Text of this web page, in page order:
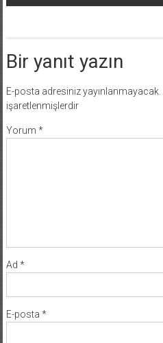
Bir yanıt yazın
E-posta adresiniz yayınlanmayacak.
işaretlenmişlerdir
Yorum *
Ad *
E-posta *